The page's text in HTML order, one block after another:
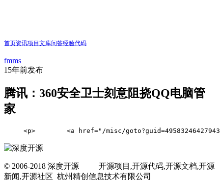
首页资讯项目文库问答经验代码
fmms
15年前发布
腾讯：360安全卫士刻意阻挠QQ电脑管
家
<p>        <a href="/misc/
© 2006-2018 深度开源 —— 开源项目,开源代码,开源文档,开源
新闻,开源社区 杭州精创信息技术有限公司